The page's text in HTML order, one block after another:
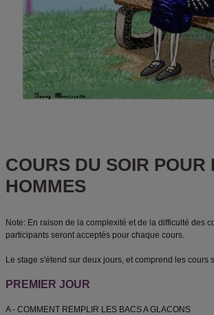
COURS DU SOIR POUR
HOMMES
Note: En raison de la complexité et de la difficulté des
participants seront acceptés pour chaque cours.
Le stage s'étend sur deux jours, et comprend les cours
PREMIER JOUR
A - COMMENT REMPLIR LES BACS A GLACONS